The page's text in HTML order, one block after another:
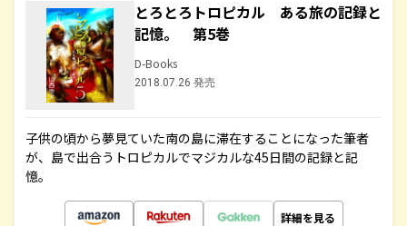
とろとろトロピカル ある旅の記録と
記憶。 第5巻
D-Books
2018.07.26 発売
子供の頃から夢見ていた南の島に滞在することになった筆者
が、島で出合うトロピカルでマジカルな45日間の記録と記
憶。
詳細を見る